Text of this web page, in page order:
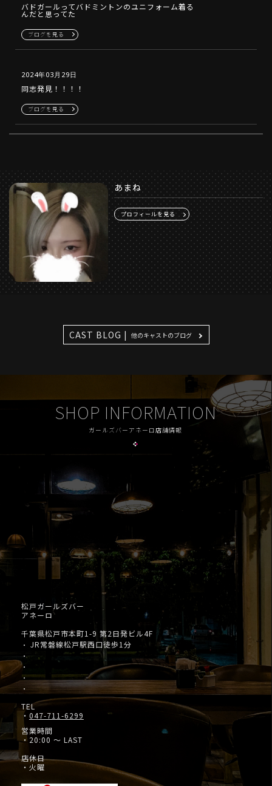
バドガールってバドミントンのユニフォーム着る
んだと思ってた
ブログを見る
2024年03月29日
同志発見！！！！
ブログを見る
あまね
プロフィールを見る
CAST BLOG | 他のキャストのブログ
SHOP INFORMATION
ガールズバーアネーロ店舗情報
松戸ガールズバー
アネーロ
千葉県松戸市本町1-9 第2日発ビル4F
・ JR常磐線松戸駅西口徒歩1分
・
・
・
・
TEL
・ 047-711-6299
営業時間
・20:00 ～ LAST
店休日
・火曜